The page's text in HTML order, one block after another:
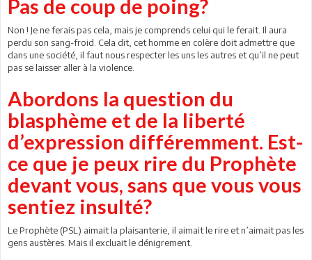
Pas de coup de poing?
Non ! Je ne ferais pas cela, mais je comprends celui qui le ferait. Il aura
perdu son sang-froid. Cela dit, cet homme en colère doit admettre que
dans une société, il faut nous respecter les uns les autres et qu’il ne peut
pas se laisser aller à la violence.
Abordons la question du
blasphème et de la liberté
d’expression différemment. Est-
ce que je peux rire du Prophète
devant vous, sans que vous vous
sentiez insulté?
Le Prophète (PSL) aimait la plaisanterie, il aimait le rire et n’aimait pas les
gens austères. Mais il excluait le dénigrement.